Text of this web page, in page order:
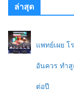
ล่าสุด
แพทย์เผย โ
อันควร ทำ
ต่อปี